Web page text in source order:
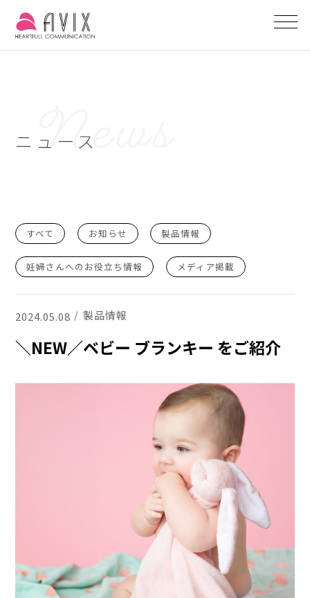
ニュース
すべて お知らせ 製品情報
妊婦さんへのお役立ち情報 メディア掲載
2024.05.08 製品情報
＼NEW／ベビー ブランキー をご紹介